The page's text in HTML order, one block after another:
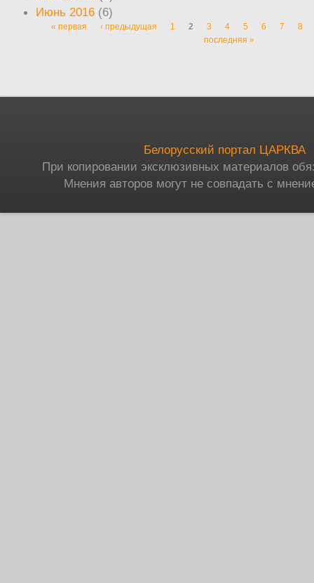
Июнь 2016 (6)
Страницы
« первая ‹ предыдущая 1 2 3 4 5 6 7
8
последняя »
Белорусский портал ЦАРКВА
При копировании эксклюзивных материалов
Мнения авторов могут не совпадать с